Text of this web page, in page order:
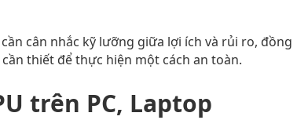
cân nhắc kỹ lưỡng giữa lợi ích và rủi ro, đồng
thiết để thực hiện một cách an toàn.
trên PC, Laptop